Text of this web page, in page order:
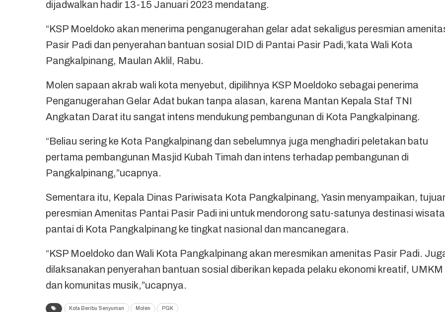
dijadwalkan hadir 13-15 Januari 2023 mendatang.
“KSP Moeldoko akan menerima penganugerahan gelar adat sekaligus peresmian
Pasir Padi dan penyerahan bantuan sosial DID di Pantai Pasir Padi,’kata Wali Kota
Pangkalpinang, Maulan Aklil, Rabu.
Molen sapaan akrab wali kota menyebut, dipilihnya KSP Moeldoko sebagai penerima
Penganugerahan Gelar Adat bukan tanpa alasan, karena Mantan Kepala Staf TNI
Angkatan Darat itu sangat intens mendukung pembangunan di Kota Pangkalpinang.
“Beliau sering ke Kota Pangkalpinang dan sebelumnya juga menghadiri peletakan batu
pertama pembangunan Masjid Kubah Timah dan intens terhadap pembangunan di
Pangkalpinang,”ucapnya.
Sementara itu, Kepala Dinas Pariwisata Kota Pangkalpinang, Yasin menyampaikan,
peresmian Amenitas Pantai Pasir Padi ini untuk mendorong satu-satunya destinasi wisata
pantai di Kota Pangkalpinang ke tingkat nasional dan mancanegara.
“KSP Moeldoko dan Wali Kota Pangkalpinang akan meresmikan amenitas Pasir Padi.
dilaksanakan penyerahan bantuan sosial diberikan kepada pelaku ekonomi kreatif, UMKM
dan komunitas musik,”ucapnya.
Kota Beribu Senyuman Molen PGK